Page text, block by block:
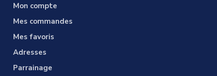
Mon compte
Mes commandes
Mes favoris
Adresses
Parrainage